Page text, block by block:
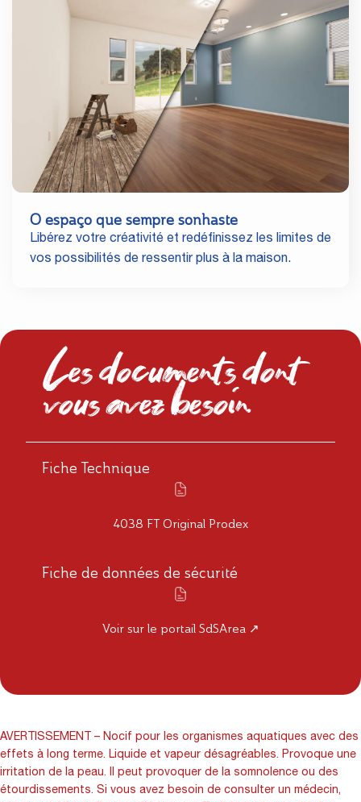
O espaço que sempre sonhaste
Libérez votre créativité et redéfinissez les limites de
vos possibilités de ressentir plus à la maison.
Les documents dont
vous avez besoin
Fiche Technique
4038 FT Original Prodex
Fiche de données de sécurité
Voir sur le portail SdSArea ↗
AVERTISSEMENT – Nocif pour les organismes aquatiques avec des
effets à long terme. Liquide et vapeur désagréables. Provoque une
irritation de la peau. Il peut provoquer de la somnolence ou des
étourdissements. Si vous avez besoin de consulter un médecin,